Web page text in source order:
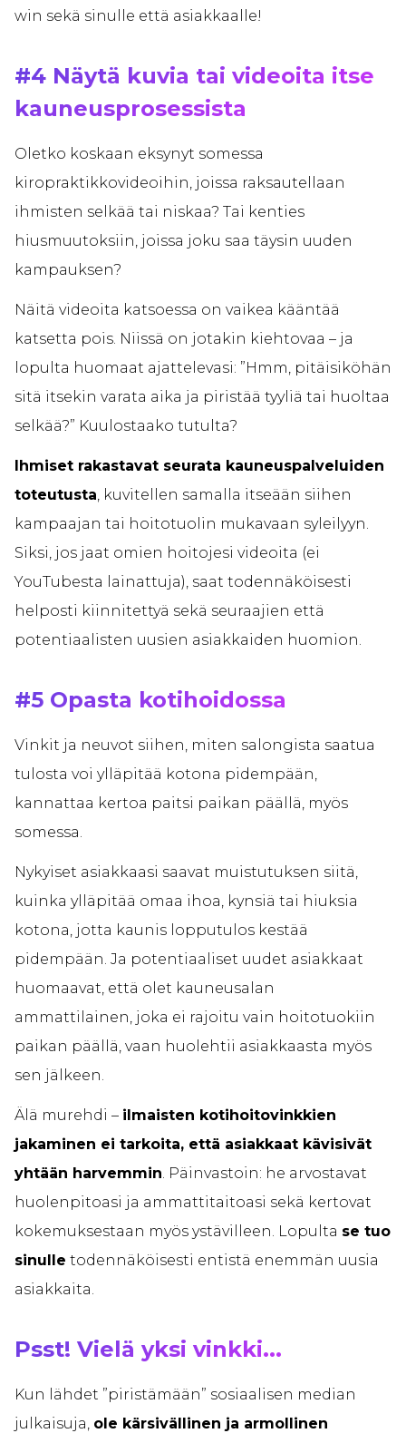
win sekä sinulle että asiakkaalle!
#4 Näytä kuvia tai videoita itse
kauneusprosessista
Oletko koskaan eksynyt somessa
kiropraktikkovideoihin, joissa raksautellaan
ihmisten selkää tai niskaa? Tai kenties
hiusmuutoksiin, joissa joku saa täysin uuden
kampauksen?
Näitä videoita katsoessa on vaikea kääntää
katsetta pois. Niissä on jotakin kiehtovaa – ja
lopulta huomaat ajattelevasi: ”Hmm, pitäisiköhän
sitä itsekin varata aika ja piristää tyyliä tai huoltaa
selkää?” Kuulostaako tutulta?
Ihmiset rakastavat seurata kauneuspalveluiden
toteutusta, kuvitellen samalla itseään siihen
kampaajan tai hoitotuolin mukavaan syleilyyn.
Siksi, jos jaat omien hoitojesi videoita (ei
YouTubesta lainattuja), saat todennäköisesti
helposti kiinnitettyä sekä seuraajien että
potentiaalisten uusien asiakkaiden huomion.
#5 Opasta kotihoidossa
Vinkit ja neuvot siihen, miten salongista saatua
tulosta voi ylläpitää kotona pidempään,
kannattaa kertoa paitsi paikan päällä, myös
somessa.
Nykyiset asiakkaasi saavat muistutuksen siitä,
kuinka ylläpitää omaa ihoa, kynsiä tai hiuksia
kotona, jotta kaunis lopputulos kestää
pidempään. Ja potentiaaliset uudet asiakkaat
huomaavat, että olet kauneusalan
ammattilainen, joka ei rajoitu vain hoitotuokiin
paikan päällä, vaan huolehtii asiakkaasta myös
sen jälkeen.
Älä murehdi – ilmaisten kotihoitovinkkien
jakaminen ei tarkoita, että asiakkaat kävisivät
yhtään harvemmin. Päinvastoin: he arvostavat
huolenpitoasi ja ammattitaitoasi sekä kertovat
kokemuksestaan myös ystävilleen. Lopulta se tuo
sinulle todennäköisesti entistä enemmän uusia
asiakkaita.
Psst! Vielä yksi vinkki...
Kun lähdet ”piristämään” sosiaalisen median
julkaisuja, ole kärsivällinen ja armollinen